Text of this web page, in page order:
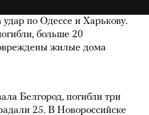
удар по Одессе и Харькову.
больше 20
жилые дома
Белгород, погибли три
25. В Новороссийске